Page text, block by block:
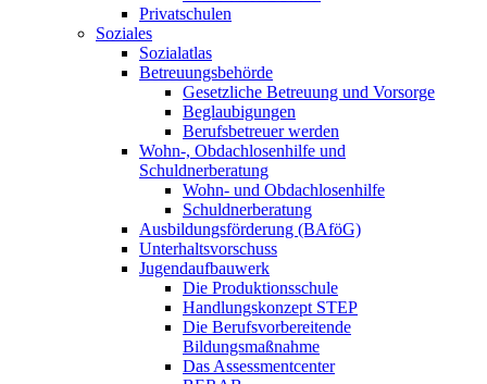
Privatschulen
Soziales
Sozialatlas
Betreuungsbehörde
Gesetzliche Betreuung und Vorsorge
Beglaubigungen
Berufsbetreuer werden
Wohn-, Obdachlosenhilfe und
Schuldnerberatung
Wohn- und Obdachlosenhilfe
Schuldnerberatung
Ausbildungsförderung (BAföG)
Unterhaltsvorschuss
Jugendaufbauwerk
Die Produktionsschule
Handlungskonzept STEP
Die Berufsvorbereitende
Bildungsmaßnahme
Das Assessmentcenter